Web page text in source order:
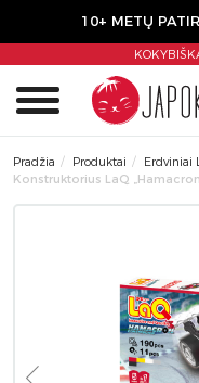
10+ METŲ
Pradžia Produktai
Erdviniai
Konstruktorius LaQ